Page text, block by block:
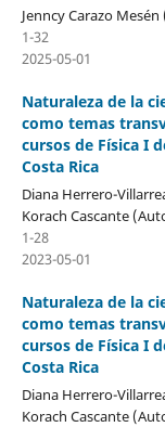
Jenncy Carazo
1-32
2025-05-01
Naturaleza de la
como temas
cursos de Física I
Costa Rica
Diana Herrero-
Korach Cascante
1-28
2023-05-01
Naturaleza de la
como temas
cursos de Física I
Costa Rica
Diana Herrero-
Korach Cascante